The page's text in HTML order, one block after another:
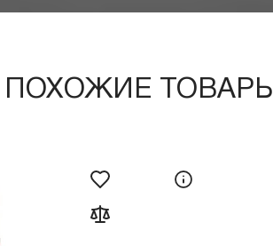
ПОХОЖИЕ ТОВАРЫ